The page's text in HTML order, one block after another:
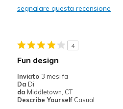
Calzano poco
Vanno forzate per essere indossate
Larghezza
Taglie
Punti di vista sulle
segnalare questa recensione
4
Fun design
Inviato 3 mesi fa
Da Di
da Middletown, CT
Describe Yourself Casual